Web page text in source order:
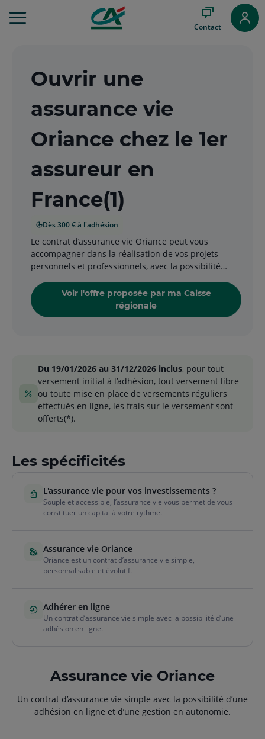
au
au
de
page
Contact
Ouvrir une
assurance vie
Oriance chez le 1er
assureur en
France(1)
Dès 300 € à l'adhésion
Le contrat d’assurance vie Oriance peut vous
accompagner dans la réalisation de vos projets
personnels et professionnels, avec la possibilité
conseiller.Voir l'offre proposée par ma Caisse
régionale
Du 19/01/2026 au 31/12/2026 inclus, pour tout
versement initial à l’adhésion, tout versement libre
ou toute mise en place de versements réguliers
effectués en ligne, les frais sur le versement sont
offerts(*).
Les spécificités
L'assurance vie pour vos investissements ?
Souple et accessible, l’assurance vie vous permet de vous
constituer un capital à votre rythme.
Assurance vie Oriance
Oriance est un contrat d’assurance vie simple,
personnalisable et évolutif.
Adhérer en ligne
Un contrat d’assurance vie simple avec la possibilité d’une
adhésion en ligne.
Assurance vie Oriance
Un contrat d’assurance vie simple avec la possibilité d’une
adhésion en ligne et d’une gestion en autonomie.